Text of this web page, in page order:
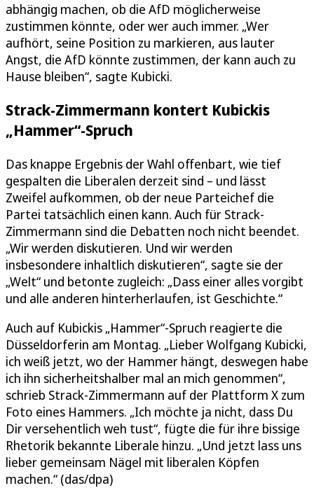
abhängig machen, ob die AfD möglicherweise
zustimmen könnte, oder wer auch immer. „Wer
aufhört, seine Position zu markieren, aus lauter
Angst, die AfD könnte zustimmen, der kann auch zu
Hause bleiben“, sagte Kubicki.
Strack-Zimmermann kontert Kubickis
„Hammer“-Spruch
Das knappe Ergebnis der Wahl offenbart, wie tief
gespalten die Liberalen derzeit sind – und lässt
Zweifel aufkommen, ob der neue Parteichef die
Partei tatsächlich einen kann. Auch für Strack-
Zimmermann sind die Debatten noch nicht beendet.
„Wir werden diskutieren. Und wir werden
insbesondere inhaltlich diskutieren“, sagte sie der
„Welt“ und betonte zugleich: „Dass einer alles vorgibt
und alle anderen hinterherlaufen, ist Geschichte.“
Auch auf Kubickis „Hammer“-Spruch reagierte die
Düsseldorferin am Montag. „Lieber Wolfgang Kubicki,
ich weiß jetzt, wo der Hammer hängt, deswegen habe
ich ihn sicherheitshalber mal an mich genommen“,
schrieb Strack-Zimmermann auf der Plattform X zum
Foto eines Hammers. „Ich möchte ja nicht, dass Du
Dir versehentlich weh tust“, fügte die für ihre bissige
Rhetorik bekannte Liberale hinzu. „Und jetzt lass uns
lieber gemeinsam Nägel mit liberalen Köpfen
machen.“ (das/dpa)